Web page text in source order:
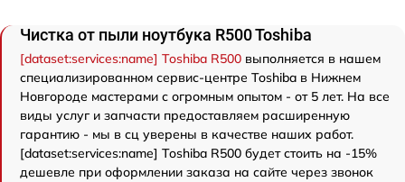
Чистка от пыли ноутбука R500 Toshiba
[dataset:services:name] Toshiba R500 выполняется в нашем
специализированном сервис-центре Toshiba в Нижнем
Новгороде мастерами с огромным опытом - от 5 лет. На все
виды услуг и запчасти предоставляем расширенную
гарантию - мы в сц уверены в качестве наших работ.
[dataset:services:name] Toshiba R500 будет стоить на -15%
дешевле при оформлении заказа на сайте через звонок